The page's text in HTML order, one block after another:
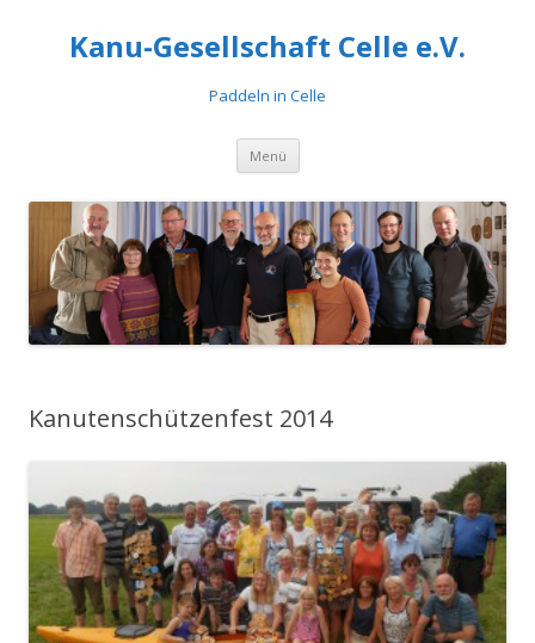
Kanu-Gesellschaft Celle e.V.
Paddeln in Celle
Menü Zum
springen
Kanutenschützenfest 2014